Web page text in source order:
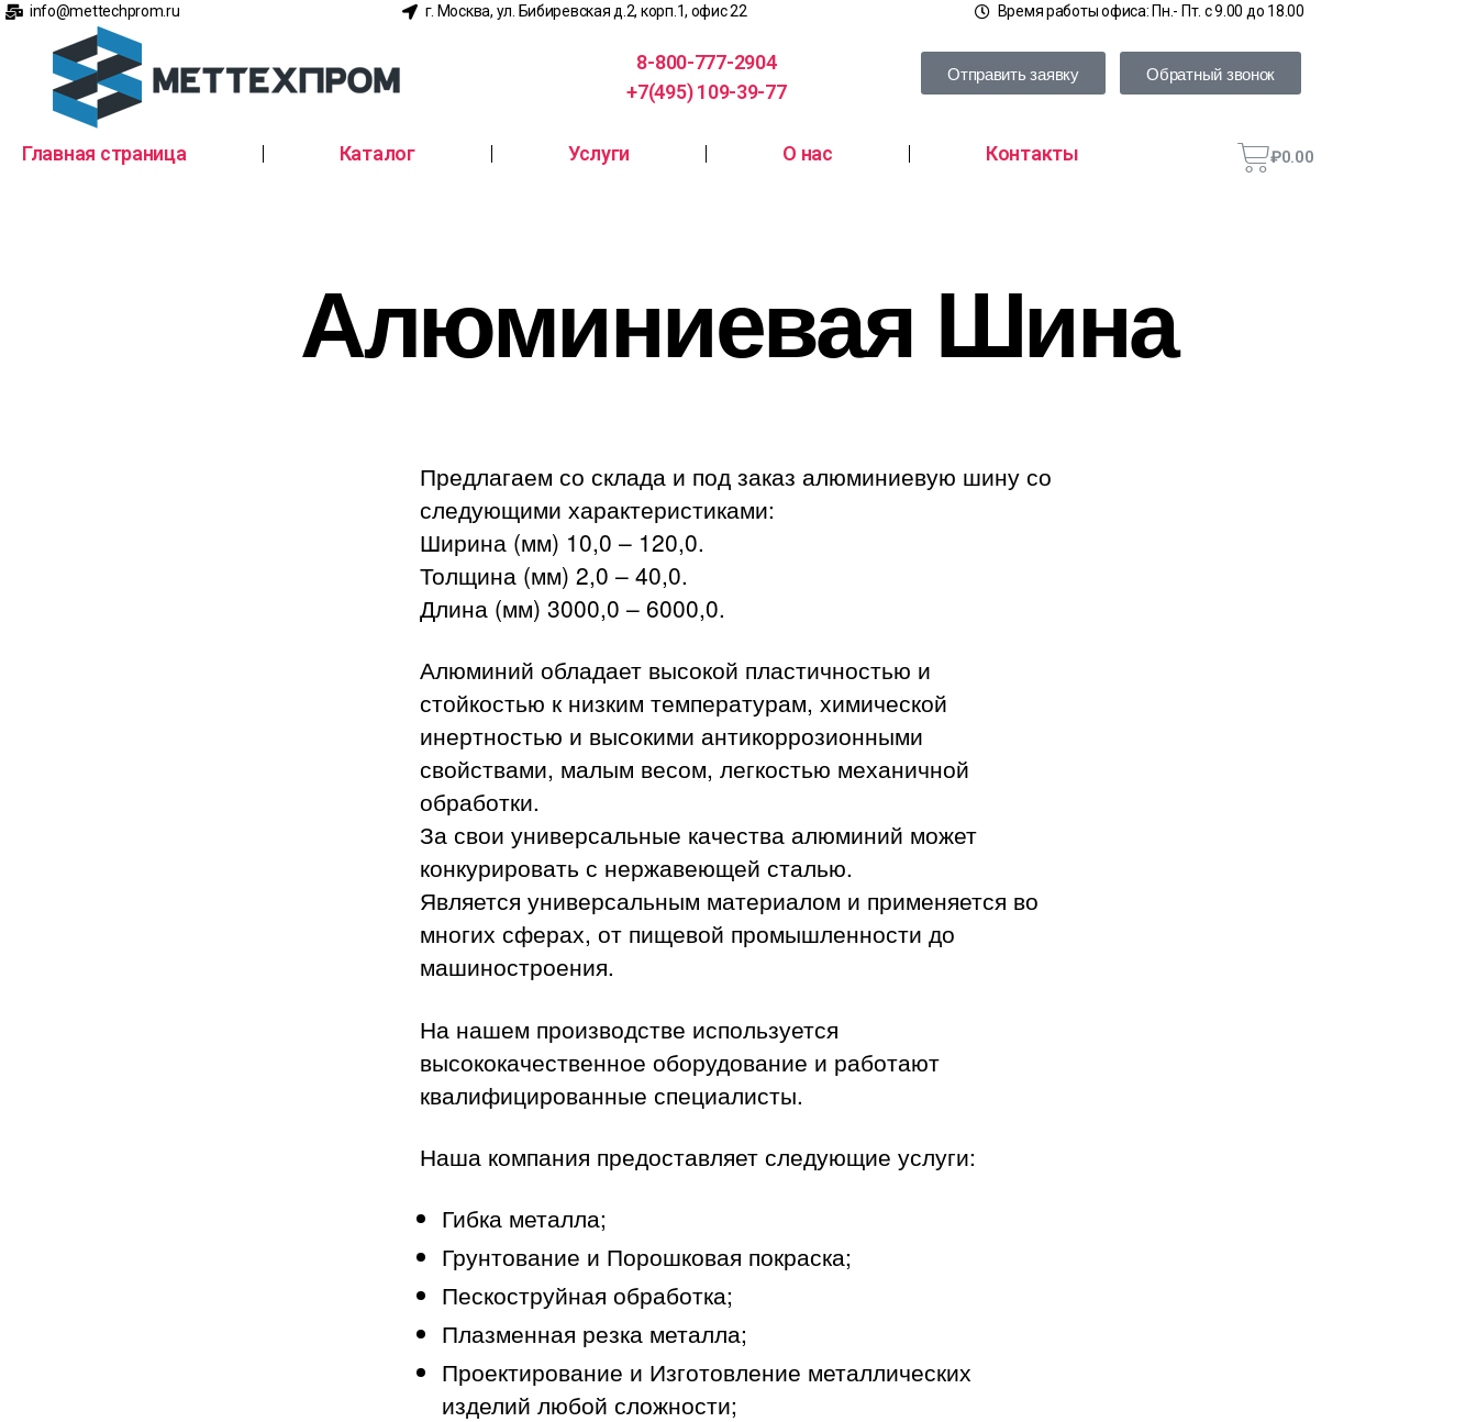
info@mettechprom.ru г. Москва, ул. Бибиревская д.2, корп.1, офис 22 Время работы офиса: Пн.- Пт. с 9.00 до 18.00
8-800-777-2904
+7(495) 109-39-77
Отправить заявку Обратный звонок
Главная страница Каталог Услуги О нас Контакты ₽0.00
Алюминиевая Шина
Предлагаем со склада и под заказ алюминиевую шину со
следующими характеристиками:
Ширина (мм) 10,0 – 120,0.
Толщина (мм) 2,0 – 40,0.
Длина (мм) 3000,0 – 6000,0.
Алюминий обладает высокой пластичностью и
стойкостью к низким температурам, химической
инертностью и высокими антикоррозионными
свойствами, малым весом, легкостью механичной
обработки.
За свои универсальные качества алюминий может
конкурировать с нержавеющей сталью.
Является универсальным материалом и применяется во
многих сферах, от пищевой промышленности до
машиностроения.
На нашем производстве используется
высококачественное оборудование и работают
квалифицированные специалисты.
Наша компания предоставляет следующие услуги:
Гибка металла;
Грунтование и Порошковая покраска;
Пескоструйная обработка;
Плазменная резка металла;
Проектирование и Изготовление металлических
изделий любой сложности;